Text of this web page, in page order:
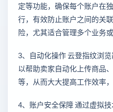
定等功能，确保每个账户在
行，有效防止账户之间的关
险，尤其适合管理多个业务
3、自动化操作 云登指纹浏
以帮助卖家自动化上传商品
等，从而大大提高工作效率，
4、账户安全保障 通过虚拟